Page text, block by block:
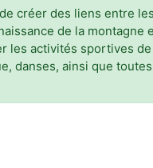
créer des liens entre
de la montagne
les activités sportives
danses, ainsi que